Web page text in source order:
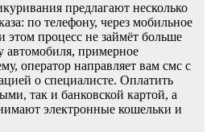
предлагают несколько
по телефону, через мобильное
процесс не займёт больше
автомобиля, примерное
оператор направляет вам смс с
о специалисте. Оплатить
так и банковской картой, а
электронные кошельки и